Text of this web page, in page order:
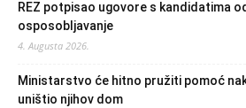
REZ potpisao ugovore s kandidatima
osposobljavanje
4. Augusta 2026.
Ministarstvo će hitno pružiti pomoć
uništio njihov dom